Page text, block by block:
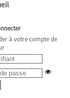
à votre compte de